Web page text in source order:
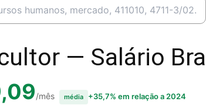
— Salário
/mês média
+35,7% em relação a 2024